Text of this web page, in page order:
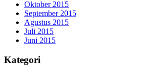
Oktober 2015
September 2015
Agustus 2015
Juli 2015
Juni 2015
Kategori